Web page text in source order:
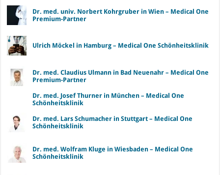
Dr. med. univ. Norbert Kohrgruber in Wien – Medical One
Premium-Partner
Ulrich Möckel in Hamburg – Medical One Schönheitsklinik
Dr. med. Claudius Ulmann in Bad Neuenahr – Medical One
Premium-Partner
Dr. med. Josef Thurner in München – Medical One
Schönheitsklinik
Dr. med. Lars Schumacher in Stuttgart – Medical One
Schönheitsklinik
Dr. med. Wolfram Kluge in Wiesbaden – Medical One
Schönheitsklinik